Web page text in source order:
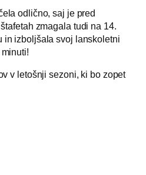
odlično, saj je pred
zmagala tudi na 14.
in izboljšala svoj lanskoletni
v letošnji sezoni, ki bo zopet